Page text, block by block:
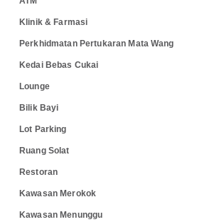
Klinik & Farmasi
Perkhidmatan Pertukaran Mata Wang
Kedai Bebas Cukai
Lounge
Bilik Bayi
Lot Parking
Ruang Solat
Restoran
Kawasan Merokok
Kawasan Menunggu